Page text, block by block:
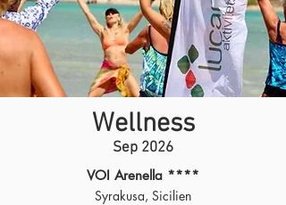
Wellness
Sep 2026
VOI Arenella ****
Syrakusa, Sicilien